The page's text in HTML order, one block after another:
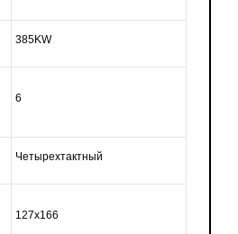
385KW
6
Четырехтактный
127x166